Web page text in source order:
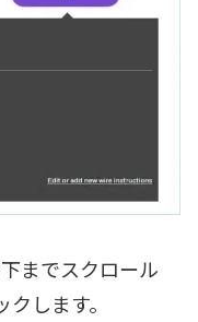
までスクロール
します。